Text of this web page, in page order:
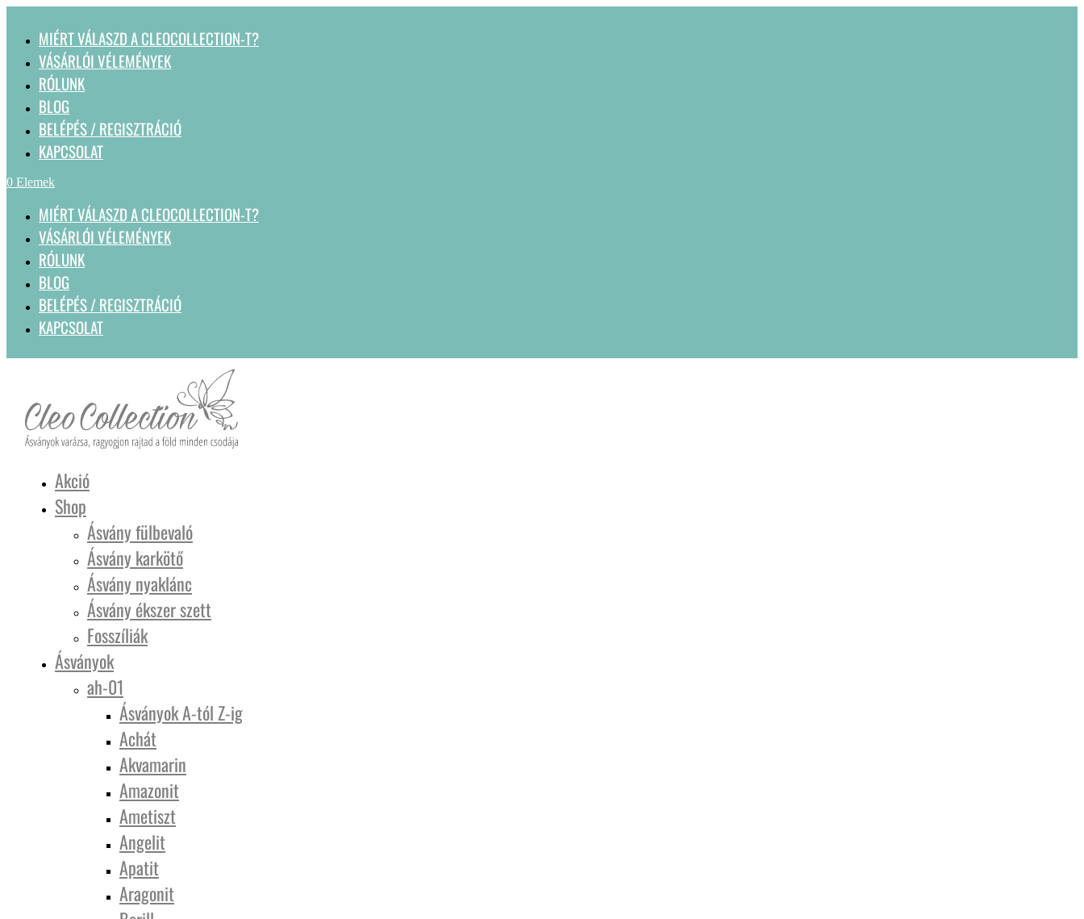
MIÉRT VÁLASZD A CLEOCOLLECTION-T?
VÁSÁRLÓI VÉLEMÉNYEK
RÓLUNK
BLOG
BELÉPÉS / REGISZTRÁCIÓ
KAPCSOLAT
0 Elemek
MIÉRT VÁLASZD A CLEOCOLLECTION-T?
VÁSÁRLÓI VÉLEMÉNYEK
RÓLUNK
BLOG
BELÉPÉS / REGISZTRÁCIÓ
KAPCSOLAT
Akció
Shop
Ásvány fülbevaló
Ásvány karkötő
Ásvány nyaklánc
Ásvány ékszer szett
Fosszíliák
Ásványok
ah-01
Ásványok A-tól Z-ig
Achát
Akvamarin
Amazonit
Ametiszt
Angelit
Apatit
Aragonit